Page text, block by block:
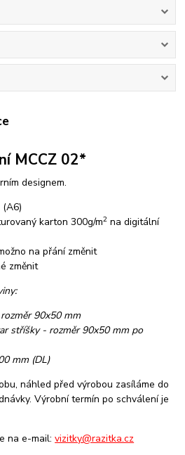
MCCZ 02*
designem.
(A6)
karton 300g/m2 na digitální
na přání změnit
změnit
90x50 mm
stříšky - rozměr 90x50 mm po
mm (DL)
náhled před výrobou zasíláme do
Výrobní termín po schválení je
na e-mail:vizitky@razitka.cz